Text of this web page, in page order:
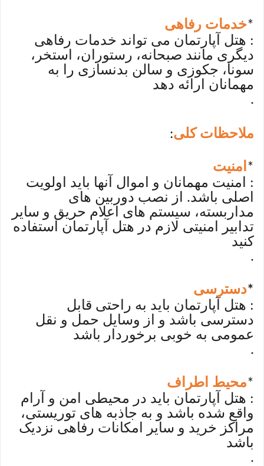
*خدمات رفاهی
: هتل آپارتمان می تواند خدمات رفاهی
دیگری مانند صبحانه، رستوران، استخر،
سونا، جکوزی و سالن بدنسازی را به
مهمانان ارائه دهد
.
ملاحظات کلی:
* امنیت
: امنیت مهمانان و اموال آنها باید اولویت
اصلی باشد. از نصب دوربین های
مداربسته، سیستم های اعلام حریق و سایر
تدابیر امنیتی لازم در هتل آپارتمان استفاده
کنید
.
*دسترسی
: هتل آپارتمان باید به راحتی قابل
دسترسی باشد و از وسایل حمل و نقل
عمومی به خوبی برخوردار باشد
.
*محیط اطراف
: هتل آپارتمان باید در محیطی امن و آرام
واقع شده باشد و به جاذبه های توریستی،
مراکز خرید و سایر امکانات رفاهی نزدیک
باشد
.